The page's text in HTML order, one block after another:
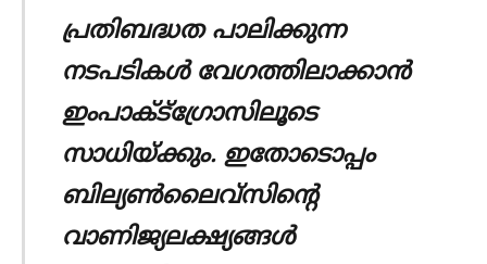
പ്രതിബദ്ധത പാലിക്കുന്ന
നടപടികള്‍ വേഗത്തിലാക്കാന്‍
ഇംപാക്ട്ഗ്രോസിലൂടെ
സാധിയ്ക്കും. ഇതോടൊപ്പം
ബില്യണ്‍ലൈവ്സിന്‍റെ
വാണിജ്യലക്ഷ്യങ്ങള്‍